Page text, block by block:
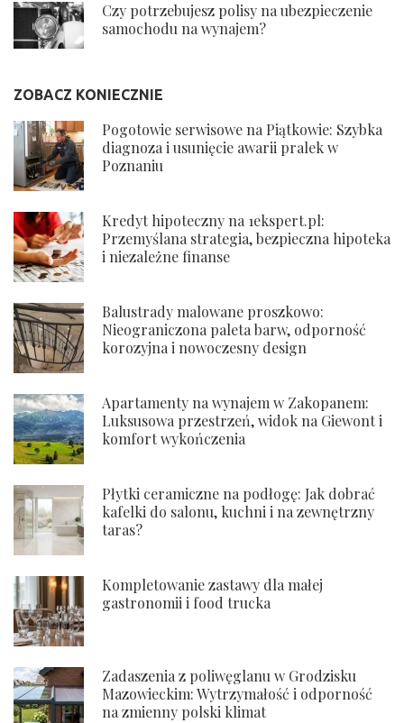
Czy potrzebujesz polisy na ubezpieczenie
samochodu na wynajem?
ZOBACZ KONIECZNIE
Pogotowie serwisowe na Piątkowie: Szybka
diagnoza i usunięcie awarii pralek w
Poznaniu
Kredyt hipoteczny na 1ekspert.pl:
Przemyślana strategia, bezpieczna hipoteka
i niezależne finanse
Balustrady malowane proszkowo:
Nieograniczona paleta barw, odporność
korozyjna i nowoczesny design
Apartamenty na wynajem w Zakopanem:
Luksusowa przestrzeń, widok na Giewont i
komfort wykończenia
Płytki ceramiczne na podłogę: Jak dobrać
kafelki do salonu, kuchni i na zewnętrzny
taras?
Kompletowanie zastawy dla małej
gastronomii i food trucka
Zadaszenia z poliwęglanu w Grodzisku
Mazowieckim: Wytrzymałość i odporność
na zmienny polski klimat